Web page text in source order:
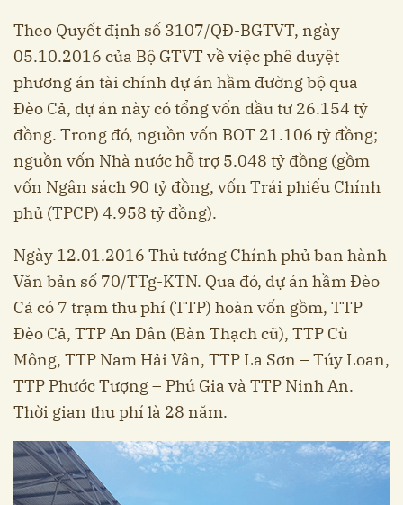
Theo Quyết định số 3107/QĐ-BGTVT, ngày
05.10.2016 của Bộ GTVT về việc phê duyệt
phương án tài chính dự án hầm đường bộ qua
Đèo Cả, dự án này có tổng vốn đầu tư 26.154 tỷ
đồng. Trong đó, nguồn vốn BOT 21.106 tỷ đồng;
nguồn vốn Nhà nước hỗ trợ 5.048 tỷ đồng (gồm
vốn Ngân sách 90 tỷ đồng, vốn Trái phiếu Chính
phủ (TPCP) 4.958 tỷ đồng).
Ngày 12.01.2016 Thủ tướng Chính phủ ban hành
Văn bản số 70/TTg-KTN. Qua đó, dự án hầm Đèo
Cả có 7 trạm thu phí (TTP) hoàn vốn gồm, TTP
Đèo Cả, TTP An Dân (Bàn Thạch cũ), TTP Cù
Mông, TTP Nam Hải Vân, TTP La Sơn – Túy Loan,
TTP Phước Tượng – Phú Gia và TTP Ninh An.
Thời gian thu phí là 28 năm.